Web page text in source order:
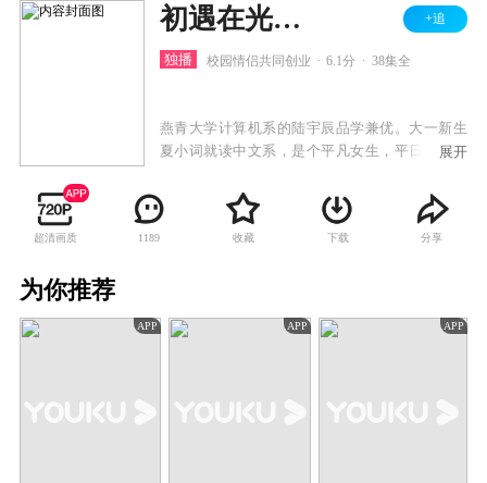
初遇在光年之外 +追
独播 校园情侣共同创业 6.1分 38集全
燕青大学计算机系的陆宇辰品学兼优。大一新生
夏小词就读中文系，是个平凡女生，平日爱好就
善良的夏小词，上学第一天就意外撞个满怀，并
惹出一连串糗事，两人就此结下梁子。但随着在
校园生活的互动，他们越来越默契，共同解决了
展开
超清画质 1189 收藏 下载 分享
为你推荐
APP APP APP